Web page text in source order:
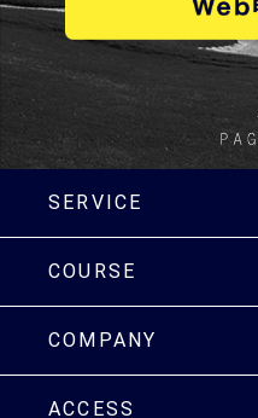
SERVICE
COURSE
COMPANY
ACCESS